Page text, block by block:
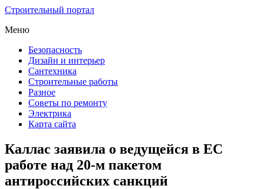
Строительный портал
Меню
Безопасность
Дизайн и интерьер
Сантехника
Строительные работы
Разное
Советы по ремонту
Электрика
Карта сайта
Каллас заявила о ведущейся в ЕС
работе над 20-м пакетом
антироссийских санкций